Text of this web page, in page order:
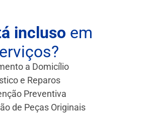
incluso em
a Domicílio
e Reparos
Preventiva
de Peças Originais